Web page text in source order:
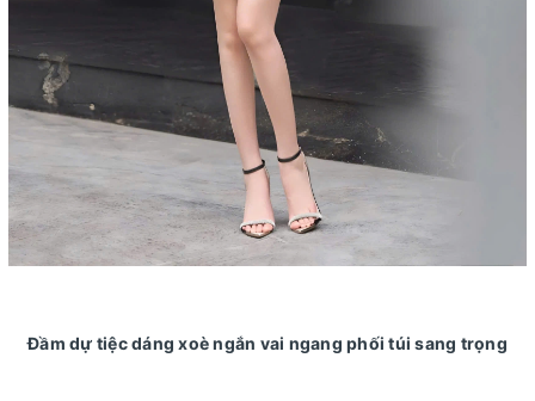
Đầm dự tiệc dáng xoè ngắn vai ngang phối túi sang trọng